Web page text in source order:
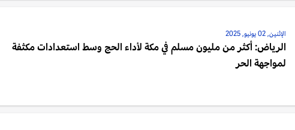
الإثنين, 02 يونيو, 2025
الرياض: أكثر من مليون مسلم في مكة لأداء الحج وسط استعدادات مكثفة
لمواجهة الحر